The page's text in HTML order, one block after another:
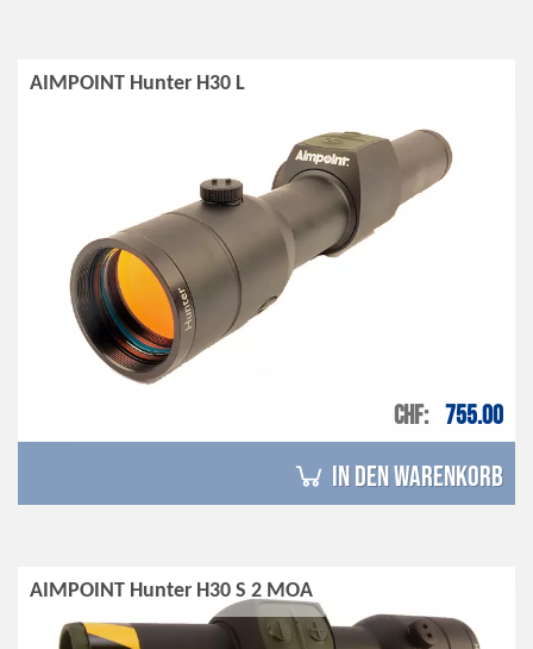
AIMPOINT Hunter H30 L
CHF 755.00
in den Warenkorb
AIMPOINT Hunter H30 S 2 MOA